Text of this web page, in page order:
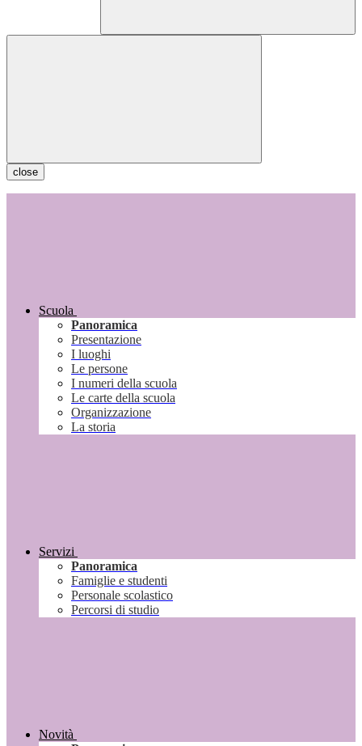
close
Scuola
Panoramica
Presentazione
I luoghi
Le persone
I numeri della scuola
Le carte della scuola
Organizzazione
La storia
Servizi
Panoramica
Famiglie e studenti
Personale scolastico
Percorsi di studio
Novità